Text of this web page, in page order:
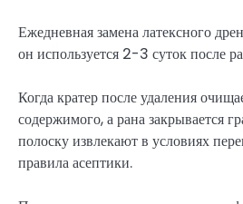
Ежедневная замена латексного
он используется 2-3 суток после
Когда кратер после удаления
содержимого, а рана закрывается
полоску извлекают в условиях
правила асептики.